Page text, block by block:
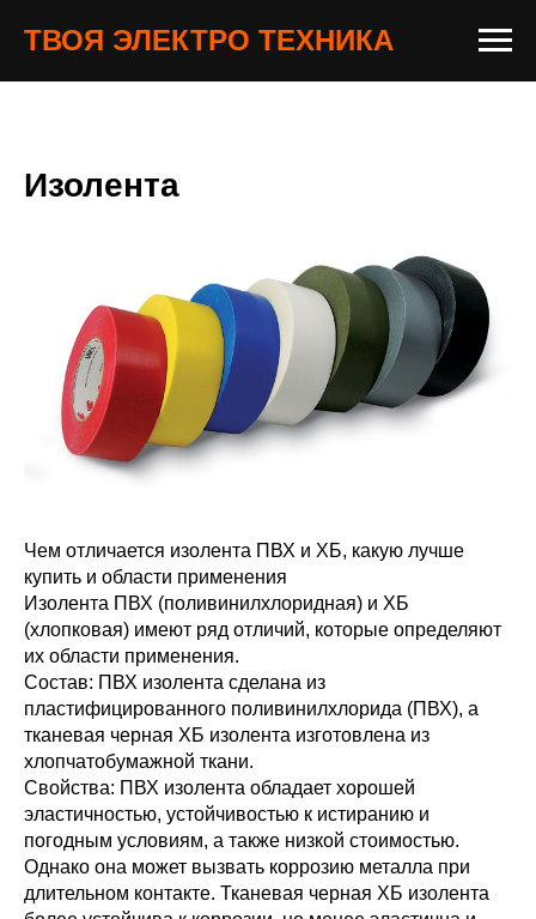
ТВОЯ ЭЛЕКТРО ТЕХНИКА
Изолента
Чем отличается изолента ПВХ и ХБ, какую лучше
купить и области применения
Изолента ПВХ (поливинилхлоридная) и ХБ
(хлопковая) имеют ряд отличий, которые определяют
их области применения.
Состав: ПВХ изолента сделана из
пластифицированного поливинилхлорида (ПВХ), а
тканевая черная ХБ изолента изготовлена из
хлопчатобумажной ткани.
Свойства: ПВХ изолента обладает хорошей
эластичностью, устойчивостью к истиранию и
погодным условиям, а также низкой стоимостью.
Однако она может вызвать коррозию металла при
длительном контакте. Тканевая черная ХБ изолента